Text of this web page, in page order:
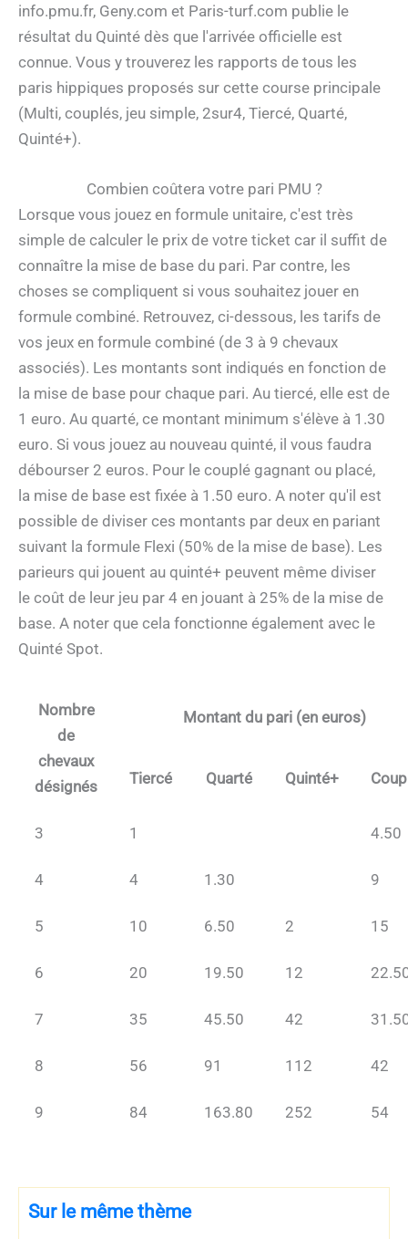
info.pmu.fr, Geny.com et Paris-turf.com publie le
résultat du Quinté dès que l'arrivée officielle est
connue. Vous y trouverez les rapports de tous les
paris hippiques proposés sur cette course principale
(Multi, couplés, jeu simple, 2sur4, Tiercé, Quarté,
Quinté+).
Combien coûtera votre pari PMU ?
Lorsque vous jouez en formule unitaire, c'est très
simple de calculer le prix de votre ticket car il suffit de
connaître la mise de base du pari. Par contre, les
choses se compliquent si vous souhaitez jouer en
formule combiné. Retrouvez, ci-dessous, les tarifs de
vos jeux en formule combiné (de 3 à 9 chevaux
associés). Les montants sont indiqués en fonction de
la mise de base pour chaque pari. Au tiercé, elle est de
1 euro. Au quarté, ce montant minimum s'élève à 1.30
euro. Si vous jouez au nouveau quinté, il vous faudra
débourser 2 euros. Pour le couplé gagnant ou placé,
la mise de base est fixée à 1.50 euro. A noter qu'il est
possible de diviser ces montants par deux en pariant
suivant la formule Flexi (50% de la mise de base). Les
parieurs qui jouent au quinté+ peuvent même diviser
le coût de leur jeu par 4 en jouant à 25% de la mise de
base. A noter que cela fonctionne également avec le
Quinté Spot.
Nombre
de
chevaux
désignés
Montant du pari (en euros)
Tiercé Quarté Quinté+
3 1 4.50
4 4 1.30 9
5 10 6.50 2 15
6 20 19.50 12
7 35 45.50 42
8 56 91 112 42
9 84 163.80 252 54
Sur le même thème